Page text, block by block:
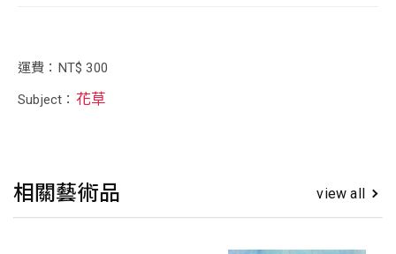
運費：NT$ 300
Subject： 花草
相關藝術品 view all